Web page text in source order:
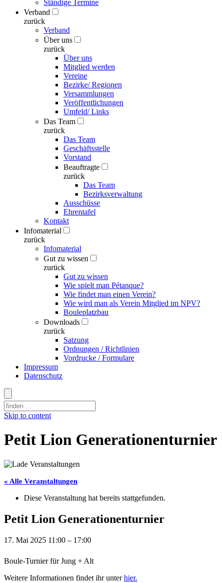
Ständige Termine
Verband
zurück
Verband
Über uns
zurück
Über uns
Mitglied werden
Vereine
Bezirke/ Regionen
Versammlungen
Veröffentlichungen
Umfeld/ Links
Das Team
zurück
Das Team
Geschäftsstelle
Vorstand
Beauftragte
zurück
Das Team
Bezirksverwaltung
Ausschüsse
Ehrentafel
Kontakt
Infomaterial
zurück
Infomaterial
Gut zu wissen
zurück
Gut zu wissen
Wie spielt man Pétanque?
Wie findet man einen Verein?
Wie wird man als Verein Mitglied im NPV?
Bouleplatzbau
Downloads
zurück
Satzung
Ordnungen / Richtlinien
Vordrucke / Formulare
Impressum
Datenschutz
Skip to content
Petit Lion Generationenturnier
« Alle Veranstaltungen
Diese Veranstaltung hat bereits stattgefunden.
Petit Lion Generationenturnier
17. Mai 2025 11:00 – 17:00
Boule-Turnier für Jung + Alt
Weitere Informationen findet ihr unterhier.